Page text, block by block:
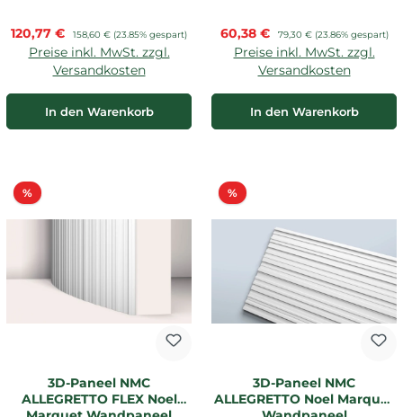
Verkaufspreis:
120,77 € Regulärer Preis:
158,60 € (23.85% gespart)
Preise inkl. MwSt. zzgl.
Versandkosten
In den Warenkorb
Verkaufspreis:
60,38 € Regulärer Preis:
79,30 € (23.86% gespart)
Preise inkl. MwSt. zzgl.
Versandkosten
In den Warenkorb
%Rabatt
3D-Paneel NMC
ALLEGRETTO FLEX Noel
%Rabatt
3D-Paneel NMC
ALLEGRETTO Noel Marquet